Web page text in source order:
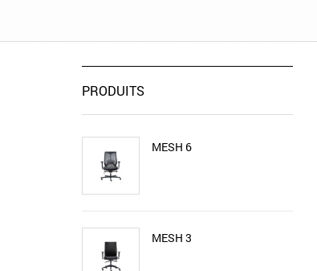
PRODUITS
MESH 6
MESH 3